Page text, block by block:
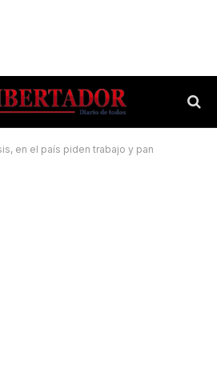
en el país piden trabajo y pan